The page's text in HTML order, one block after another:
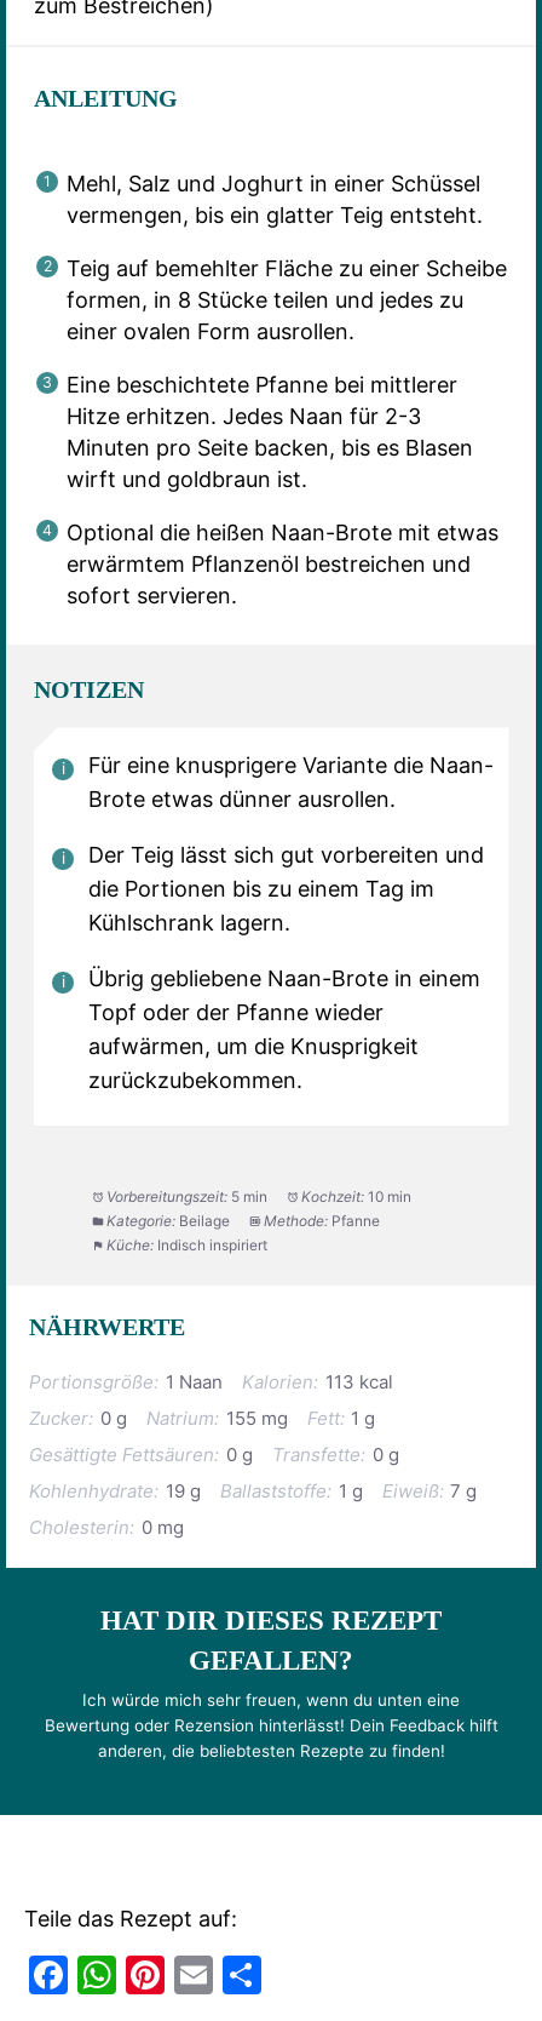
zum Bestreichen)
ANLEITUNG
Mehl, Salz und Joghurt in einer Schüssel
vermengen, bis ein glatter Teig entsteht.
Teig auf bemehlter Fläche zu einer Scheibe
formen, in 8 Stücke teilen und jedes zu
einer ovalen Form ausrollen.
Eine beschichtete Pfanne bei mittlerer
Hitze erhitzen. Jedes Naan für 2-3
Minuten pro Seite backen, bis es Blasen
wirft und goldbraun ist.
Optional die heißen Naan-Brote mit etwas
erwärmtem Pflanzenöl bestreichen und
sofort servieren.
NOTIZEN
Für eine knusprigere Variante die Naan-
Brote etwas dünner ausrollen.
Der Teig lässt sich gut vorbereiten und
die Portionen bis zu einem Tag im
Kühlschrank lagern.
Übrig gebliebene Naan-Brote in einem
Topf oder der Pfanne wieder
aufwärmen, um die Knusprigkeit
zurückzubekommen.
Vorbereitungszeit: 5 min Kochzeit: 10 min
Kategorie: Beilage Methode: Pfanne
Küche: Indisch inspiriert
NÄHRWERTE
Portionsgröße: 1 Naan Kalorien: 113 kcal
Zucker: 0 g Natrium: 155 mg Fett: 1 g
Gesättigte Fettsäuren: 0 g Transfette: 0 g
Kohlenhydrate: 19 g Ballaststoffe: 1 g Eiweiß: 7 g
Cholesterin: 0 mg
HAT DIR DIESES REZEPT
GEFALLEN?
Ich würde mich sehr freuen, wenn du unten eine
Bewertung oder Rezension hinterlässt! Dein Feedback hilft
anderen, die beliebtesten Rezepte zu finden!
Teile das Rezept auf:
F
W Pi E